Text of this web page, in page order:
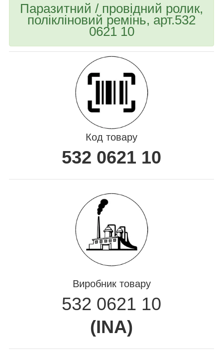
Паразитний / провідний ролик,
полікліновий ремінь, арт.532
0621 10
Код товару
532 0621 10
Виробник товару
532 0621 10
(INA)